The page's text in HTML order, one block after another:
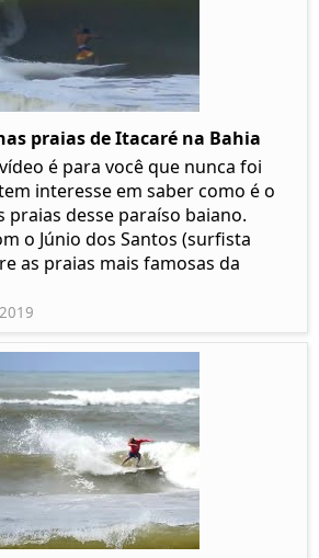
praias de Itacaré na Bahia
é para você que nunca foi
interesse em saber como é o
praias desse paraíso baiano.
o Júnio dos Santos (surfista
as praias mais famosas da